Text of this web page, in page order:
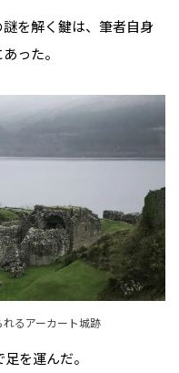
を解く鍵は、筆者自身
った。
るアーカート城跡
を運んだ。